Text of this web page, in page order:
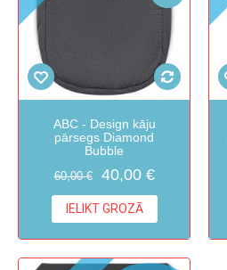
ABC - Design kāju
pārsegs Diamond
Bubble
60,00 € 40,00 €
IELIKT GROZĀ